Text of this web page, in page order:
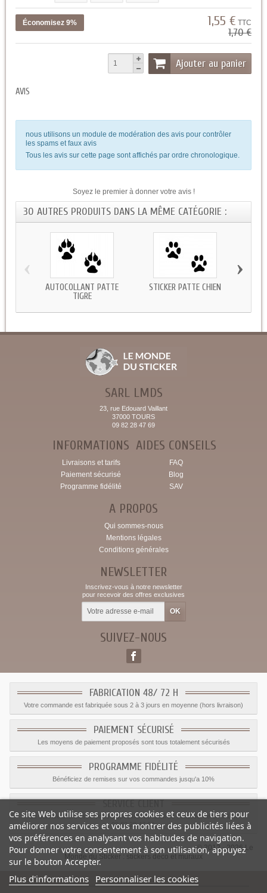
Économisez 9% 1,55 € TTC
1,70 €
Ajouter au panier
AVIS
nous utilisons un module de modération des avis pour contrôler
les spams et faux avis
Tous les avis sur cette page sont affichés par ordre chronologique.
Soyez le premier à donner votre avis !
30 AUTRES PRODUITS DANS LA MÊME CATÉGORIE :
AUTOCOLLANT PATTE
TIGRE
STICKER PATTE CHIEN
‹ ›
SARL LMDS
23, rue Edouard Vaillant
37000 TOURS
09 82 28 47 69
INFORMATIONS
Livraisons et tarifs
Paiement sécurisé
Programme fidélité
AIDES CONSEILS
FAQ
Blog
SAV
A PROPOS
Qui sommes-nous
Mentions légales
Conditions générales
NEWSLETTER
Inscrivez-vous à notre newsletter
pour recevoir des offres exclusives
SUIVEZ-NOUS
FABRICATION 48/ 72 H
Votre commande est fabriquée sous 2 à 3 jours en moyenne (hors livraison)
PAIEMENT SÉCURISÉ
Les moyens de paiement proposés sont tous totalement sécurisés
PROGRAMME FIDÉLITÉ
Bénéficiez de remises sur vos commandes jusqu'a 10%
Le service client est a votre disposition du lundi au vendredi de 8h à 17h
09.82.28.47.69.
© 2012 - 2026 Le
Monde du Sticker :
stickers déco et muraux
Ce site Web utilise ses propres cookies et ceux de tiers pour
améliorer nos services et vous montrer des publicités liées à
vos préférences en analysant vos habitudes de navigation.
Pour donner votre consentement à son utilisation, appuyez
sur le bouton Accepter.
Plus d'informations Personnaliser les cookies